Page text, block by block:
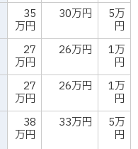
35
万円
30万円 5万
円
27
万円
26万円 1万
円
27
万円
26万円 1万
円
38
万円
33万円 5万
円